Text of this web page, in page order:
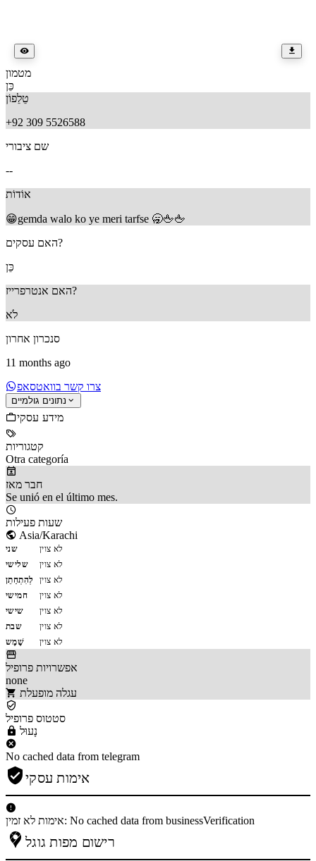
מטמון
כֵּן
טֵלֵפוֹן
+92 309 5526588
שם ציבורי
--
אוֹדוֹת
😁gemda walo ko ye meri tarfse 🥱🖕🖕
האם עסקים?
כֵּן
האם אנטרפרייז?
לֹא
סנכרון אחרון
11 months ago
צרו קשר בוואטסאפ
נתונים גולמיים
מידע עסקי
קטגוריות
Otra categoría
חבר מאז
Se unió en el último mes.
שעות פעילות
Asia/Karachi
שני
לא צוין
שלישי
לא צוין
לְהִתְחַתֵן
לא צוין
חמישי
לא צוין
שישי
לא צוין
שבת
לא צוין
שֶׁמֶש
לא צוין
אפשרויות פרופיל
none
עגלה מופעלת
סטטוס פרופיל
נָעוּל
No cached data from telegram
אימות עסקי
אימות לא זמין: No cached data from businessVerification
רישום מפות גוגל